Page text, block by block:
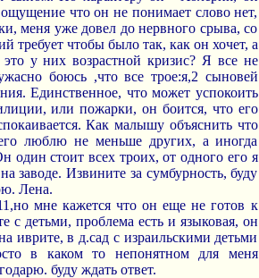
что он не понимает слово нет,
меня уже довел до нервного срыва, со
требует чтобы было так, как он хочет, а
у них возрастной кризис? Я все не
боюсь ,что все трое:я,2 сыновей
Единственное, что может успокоить
или пожарки, он боится, что его
Как малышу объяснить что
люблю не меньше других, а иногда
один стоит всех троих, от одного его я
заводе. Извините за сумбурность, буду
Лена.
мне кажется что он еще не готов к
с детьми, проблема есть и языковая, он
иврите, в д.сад с израильскими детьми
в каком то непонятном для меня
буду ждать ответ.